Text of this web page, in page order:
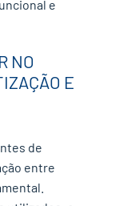
e
NO
E
de
entre